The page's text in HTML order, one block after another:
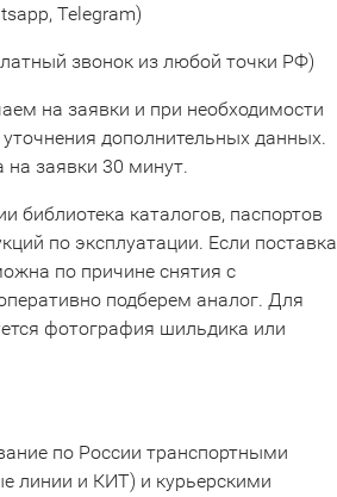
Telegram)
звонок из любой точки РФ)
на заявки и при необходимости
дополнительных данных.
на заявки 30 минут.
библиотека каталогов, паспортов
по эксплуатации. Если поставка
по причине снятия с
подберем аналог. Для
фотография шильдика или
по России транспортными
линии и КИТ) и курьерскими